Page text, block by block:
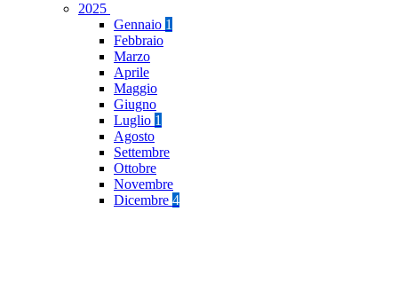
2025
Gennaio 1
Febbraio
Marzo
Aprile
Maggio
Giugno
Luglio 1
Agosto
Settembre
Ottobre
Novembre
Dicembre 4